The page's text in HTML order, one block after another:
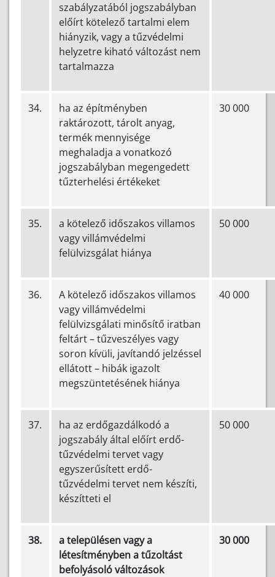
szabályzatából jogszabályban
előírt kötelező tartalmi elem
hiányzik, vagy a tűzvédelmi
helyzetre kiható változást nem
tartalmazza
34.
ha az építményben
raktározott, tárolt anyag,
termék mennyisége
meghaladja a vonatkozó
jogszabályban megengedett
tűzterhelési értékeket
30 000
35.
a kötelező időszakos villamos
vagy villámvédelmi
felülvizsgálat hiánya
50 000
36.
A kötelező időszakos villamos
vagy villámvédelmi
felülvizsgálati minősítő iratban
feltárt – tűzveszélyes vagy
soron kívüli, javítandó jelzéssel
ellátott – hibák igazolt
megszüntetésének hiánya
40 000
37.
ha az erdőgazdálkodó a
jogszabály által előírt erdő-
tűzvédelmi tervet vagy
egyszerűsített erdő-
tűzvédelmi tervet nem készíti,
készítteti el
50 000
38.
a településen vagy a
létesítményben a tűzoltást
befolyásoló változások
30 000